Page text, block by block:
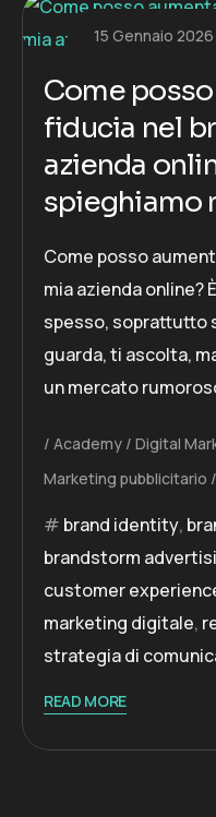
15 Gennaio 2026
Come
fiducia nel
azienda
spieghiamo
Come posso
mia azienda online?
spesso, soprattutto
guarda, ti ascolta,
un mercato
Academy Digital
Marketing pubblicitario
brand identity,
brandstorm
customer
marketing digitale,
strategia di
READ MORE